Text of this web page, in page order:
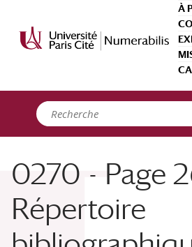
À
0270 - Page
Répertoire